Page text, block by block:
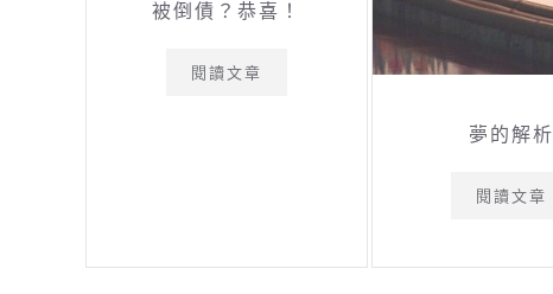
被倒債？恭喜！
閱讀文章
夢的解析
閱讀文章